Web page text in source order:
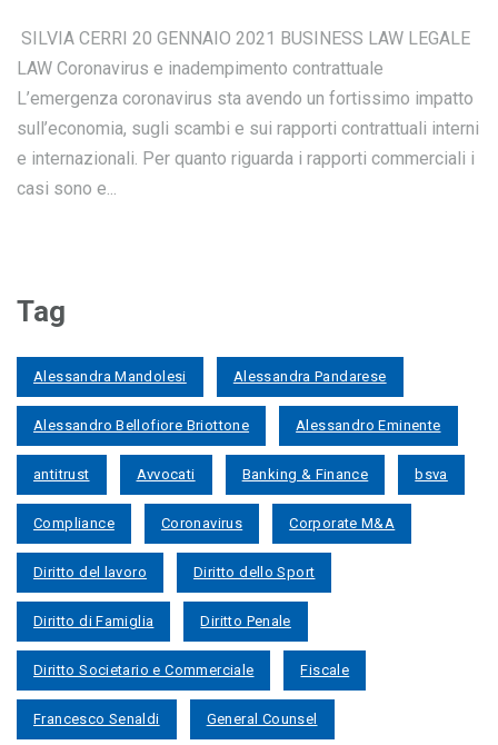
SILVIA CERRI 20 GENNAIO 2021 BUSINESS LAW LEGALE
LAW Coronavirus e inadempimento contrattuale
L’emergenza coronavirus sta avendo un fortissimo impatto
sull’economia, sugli scambi e sui rapporti contrattuali interni
e internazionali. Per quanto riguarda i rapporti commerciali i
casi sono e...
Tag
Alessandra Mandolesi Alessandra Pandarese
Alessandro Bellofiore Briottone Alessandro Eminente
antitrust Avvocati Banking & Finance bsva
Compliance Coronavirus Corporate M&A
Diritto del lavoro Diritto dello Sport
Diritto di Famiglia Diritto Penale
Diritto Societario e Commerciale Fiscale
Francesco Senaldi General Counsel